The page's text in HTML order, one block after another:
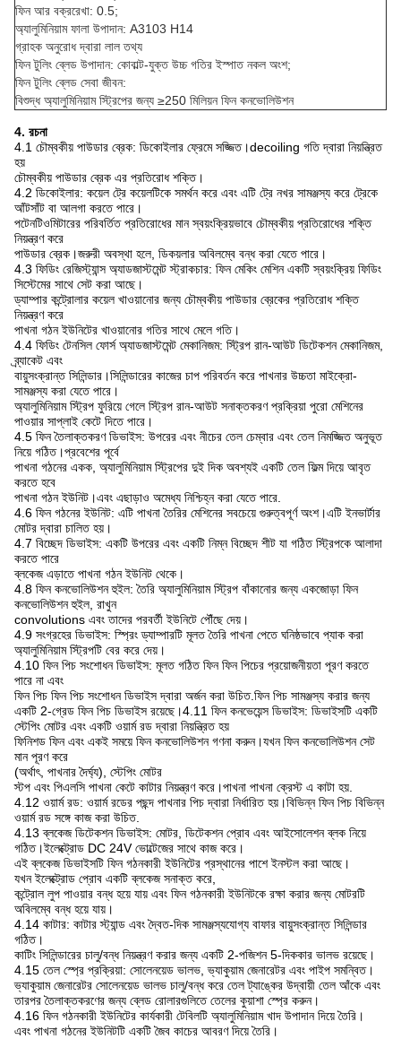
ফিন আর বক্ররেখা: 0.5;
অ্যালুমিনিয়াম ফালা উপাদান: A3103 H14
গ্রাহক অনুরোধ দ্বারা লাল তথ্য
ফিন টুলিং ব্লেড উপাদান: কোবাল্ট-যুক্ত উচ্চ গতির ইস্পাত নকল অংশ;
ফিন টুলিং ব্লেড সেবা জীবন:
বিশুদ্ধ অ্যালুমিনিয়াম স্ট্রিপের জন্য ≥250 মিলিয়ন ফিন কনভোলিউশন
4. রচনা
4.1 চৌম্বকীয় পাউডার ব্রেক: ডিকোইলার ফ্রেমে সজ্জিত।decoiling গতি দ্বারা নিয়ন্ত্রিত
হয়
চৌম্বকীয় পাউডার ব্রেক এর প্রতিরোধ শক্তি।
4.2 ডিকোইলার: কয়েল ট্রে কয়েলটিকে সমর্থন করে এবং এটি ট্রে নখর সামঞ্জস্য করে ট্রেকে
আঁটসাঁট বা আলগা করতে পারে।
পটেনটিওমিটারের পরিবর্তিত প্রতিরোধের মান স্বয়ংক্রিয়ভাবে চৌম্বকীয় প্রতিরোধের শক্তি
নিয়ন্ত্রণ করে
পাউডার ব্রেক।জরুরী অবস্থা হলে, ডিকয়লার অবিলম্বে বন্ধ করা যেতে পারে।
4.3 ফিডিং রেজিস্ট্যান্স অ্যাডজাস্টমেন্ট স্ট্রাকচার: ফিন মেকিং মেশিন একটি স্বয়ংক্রিয় ফিডিং
সিস্টেমের সাথে সেট করা আছে।
ড্যাম্পার কন্ট্রোলার কয়েল খাওয়ানোর জন্য চৌম্বকীয় পাউডার ব্রেকের প্রতিরোধ শক্তি
নিয়ন্ত্রণ করে
পাখনা গঠন ইউনিটের খাওয়ানোর গতির সাথে মেলে গতি।
4.4 ফিডিং টেনসিল ফোর্স অ্যাডজাস্টমেন্ট মেকানিজম: স্ট্রিপ রান-আউট ডিটেকশন মেকানিজম,
ব্র্যাকেট এবং
বায়ুসংক্রান্ত সিলিন্ডার।সিলিন্ডারের কাজের চাপ পরিবর্তন করে পাখনার উচ্চতা মাইক্রো-
সামঞ্জস্য করা যেতে পারে।
অ্যালুমিনিয়াম স্ট্রিপ ফুরিয়ে গেলে স্ট্রিপ রান-আউট সনাক্তকরণ প্রক্রিয়া পুরো মেশিনের
পাওয়ার সাপ্লাই কেটে দিতে পারে।
4.5 ফিন তৈলাক্তকরণ ডিভাইস: উপরের এবং নীচের তেল চেম্বার এবং তেল নিমজ্জিত অনুভূত
নিয়ে গঠিত।প্রবেশের পূর্বে
পাখনা গঠনের একক, অ্যালুমিনিয়াম স্ট্রিপের দুই দিক অবশ্যই একটি তেল ফিল্ম দিয়ে আবৃত
করতে হবে
পাখনা গঠন ইউনিট।এবং এছাড়াও অমেধ্য নিশ্চিহ্ন করা যেতে পারে.
4.6 ফিন গঠনের ইউনিট: এটি পাখনা তৈরির মেশিনের সবচেয়ে গুরুত্বপূর্ণ অংশ।এটি ইনভার্টার
মোটর দ্বারা চালিত হয়।
4.7 বিচ্ছেদ ডিভাইস: একটি উপরের এবং একটি নিম্ন বিচ্ছেদ শীট যা গঠিত স্ট্রিপকে আলাদা
করতে পারে
ব্লকেজ এড়াতে পাখনা গঠন ইউনিট থেকে।
4.8 ফিন কনভোলিউশন হুইল: তৈরি অ্যালুমিনিয়াম স্ট্রিপ বাঁকানোর জন্য একজোড়া ফিন
কনভোলিউশন হুইল, রাখুন
convolutions এবং তাদের পরবর্তী ইউনিটে পৌঁছে দেয়।
4.9 সংগ্রহের ডিভাইস: স্প্রিং ড্যাম্পারটি মূলত তৈরি পাখনা পেতে ঘনিষ্ঠভাবে প্যাক করা
অ্যালুমিনিয়াম স্ট্রিপটি বের করে দেয়।
4.10 ফিন পিচ সংশোধন ডিভাইস: মূলত গঠিত ফিন ফিন পিচের প্রয়োজনীয়তা পূরণ করতে
পারে না এবং
ফিন পিচ ফিন পিচ সংশোধন ডিভাইস দ্বারা অর্জন করা উচিত.ফিন পিচ সামঞ্জস্য করার জন্য
একটি 2-গ্রেড ফিন পিচ ডিভাইস রয়েছে।4.11 ফিন কনভেয়েন্স ডিভাইস: ডিভাইসটি একটি
স্টেপিং মোটর এবং একটি ওয়ার্ম রড দ্বারা নিয়ন্ত্রিত হয়
ফিনিশড ফিন এবং একই সময়ে ফিন কনভোলিউশন গণনা করুন।যখন ফিন কনভোলিউশন সেট
মান পূরণ করে
(অর্থাৎ, পাখনার দৈর্ঘ্য), স্টেপিং মোটর
স্টপ এবং পিএলসি পাখনা কেটে কাটার নিয়ন্ত্রণ করে।পাখনা পাখনা ক্রেস্ট এ কাটা হয়.
4.12 ওয়ার্ম রড: ওয়ার্ম রডের পছন্দ পাখনার পিচ দ্বারা নির্ধারিত হয়।বিভিন্ন ফিন পিচ বিভিন্ন
ওয়ার্ম রড সঙ্গে কাজ করা উচিত.
4.13 ব্লকেজ ডিটেকশন ডিভাইস: মোটর, ডিটেকশন প্রোব এবং আইসোলেশন ব্লক নিয়ে
গঠিত।ইলেক্ট্রোড DC 24V ভোল্টেজের সাথে কাজ করে।
এই ব্লকেজ ডিভাইসটি ফিন গঠনকারী ইউনিটের প্রস্থানের পাশে ইনস্টল করা আছে।
যখন ইলেক্ট্রোড প্রোব একটি ব্লকেজ সনাক্ত করে,
কন্ট্রোল লুপ পাওয়ার বন্ধ হয়ে যায় এবং ফিন গঠনকারী ইউনিটকে রক্ষা করার জন্য মোটরটি
অবিলম্বে বন্ধ হয়ে যায়।
4.14 কাটার: কাটার স্ট্যান্ড এবং দ্বৈত-দিক সামঞ্জস্যযোগ্য বাফার বায়ুসংক্রান্ত সিলিন্ডার
গঠিত।
কাটিং সিলিন্ডারের চালু/বন্ধ নিয়ন্ত্রণ করার জন্য একটি 2-পজিশন 5-দিককার ভালভ রয়েছে।
4.15 তেল স্প্রে প্রক্রিয়া: সোলেনয়েড ভালভ, ভ্যাকুয়াম জেনারেটর এবং পাইপ সমন্বিত।
ভ্যাকুয়াম জেনারেটর সোলেনয়েড ভালভ চালু/বন্ধ করে তেল ট্যাঙ্কের উদ্বায়ী তেল আঁকে এবং
তারপর তৈলাক্তকরণের জন্য ব্লেড রোলারগুলিতে তেলের কুয়াশা স্প্রে করুন।
4.16 ফিন গঠনকারী ইউনিটের কার্যকারী টেবিলটি অ্যালুমিনিয়াম খাদ উপাদান দিয়ে তৈরি।
এবং পাখনা গঠনের ইউনিটটি একটি জৈব কাচের আবরণ দিয়ে তৈরি।